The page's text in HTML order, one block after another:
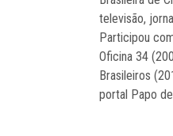
televisão,
Participou
Oficina 34
Brasileiros
portal Papo